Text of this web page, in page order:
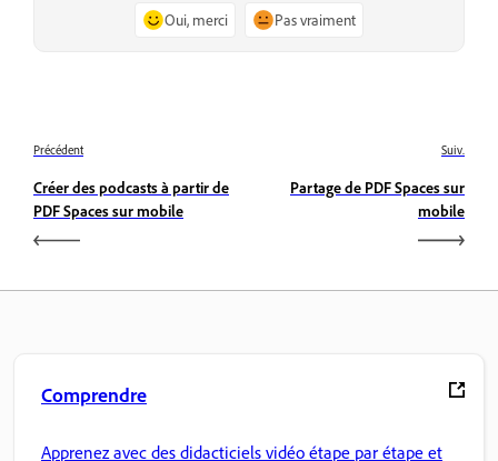
Oui, merci Pas vraiment
Précédent
Créer des podcasts à partir de
PDF Spaces sur mobile
Suiv.
Partage de PDF Spaces sur
mobile
Comprendre
Apprenez avec des didacticiels vidéo étape par étape et